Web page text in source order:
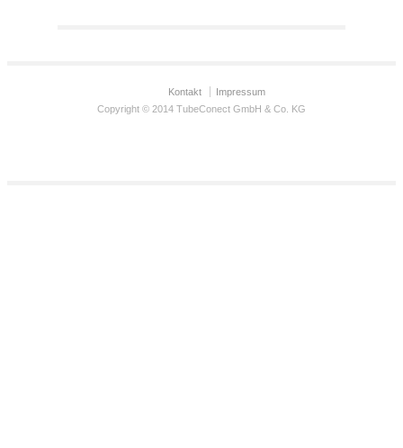
Kontakt
Impressum
Copyright © 2014 TubeConect GmbH & Co. KG